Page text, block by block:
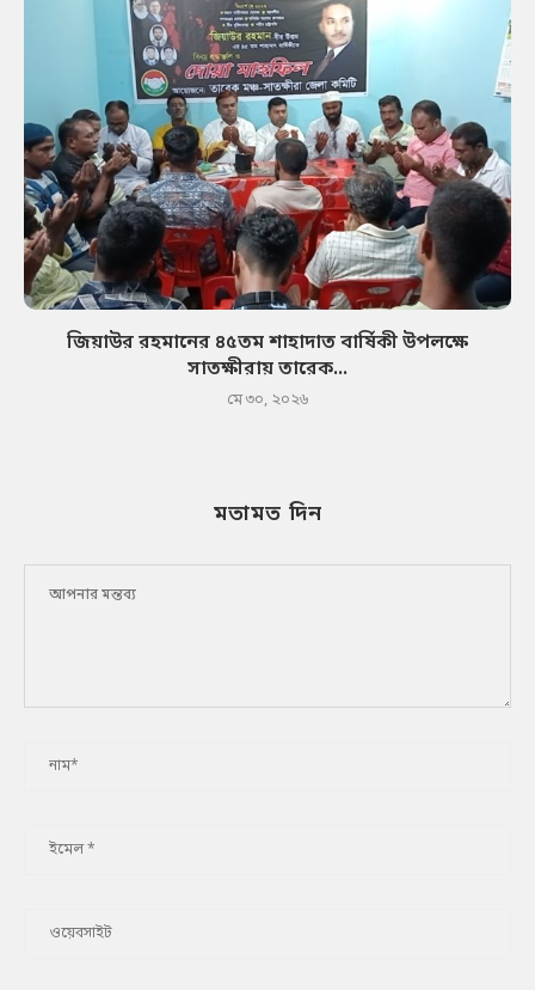
জিয়াউর রহমানের ৪৫তম শাহাদাত বার্ষিকী উপলক্ষে
সাতক্ষীরায় তারেক...
মে ৩০, ২০২৬
মতামত দিন